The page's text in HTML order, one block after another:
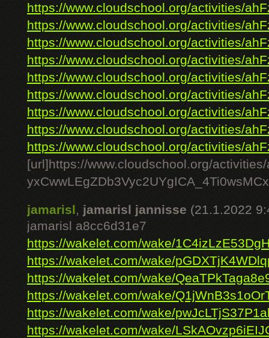
https://www.cloudschool.org/activities/
https://www.cloudschool.org/activities/
https://www.cloudschool.org/activities/
https://www.cloudschool.org/activities/
https://www.cloudschool.org/activities/
https://www.cloudschool.org/activities/
https://www.cloudschool.org/activities/
https://www.cloudschool.org/activities/
https://www.cloudschool.org/activities/
[url]https://www.cloudschool.org/
jamarisl, jamarisl jannisse (21.1.2022
jamarisl a8cc6d31e7
https://wakelet.com/wake/
https://wakelet.com/wake/
https://wakelet.com/wake/
https://wakelet.com/wake/
https://wakelet.com/wake/
https://wakelet.com/wake/